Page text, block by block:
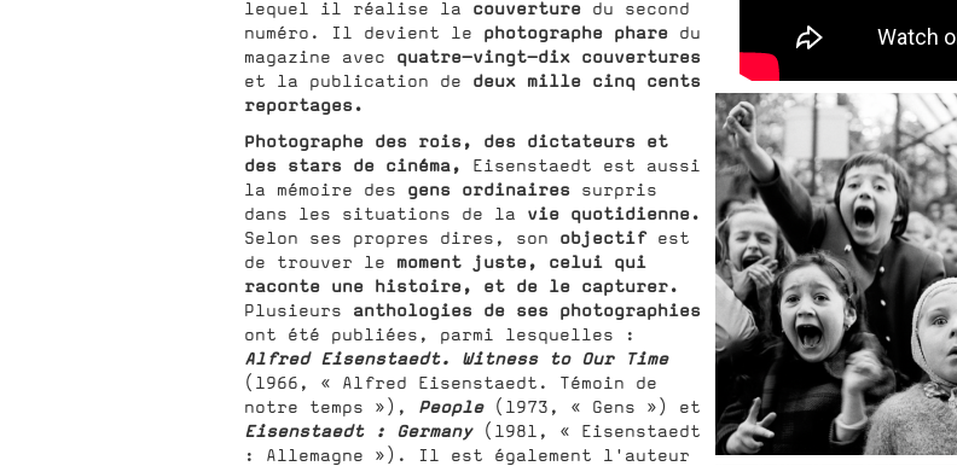
lequel il réalise la couverture du second
numéro. Il devient le photographe phare
du
magazine avec quatre-vingt-dix couvertures
et la publication de deux mille cinq cents
reportages.
Photographe des rois, des dictateurs et
des stars de cinéma,
Eisenstaedt est aussi
la mémoire des gens ordinaires surpris
dans les situations de la vie quotidienne.
Selon ses propres dires, son objectif est
de trouver le moment juste, celui qui
raconte une histoire, et de le capturer.
Plusieurs anthologies de ses photographies
ont été publiées, parmi lesquelles :
Alfred Eisenstaedt. Witness to Our Time
(1966, « Alfred Eisenstaedt. Témoin de
notre temps »),
People (1973, « Gens ») et
Eisenstaedt : Germany(1981, « Eisenstaedt
: Allemagne »). Il est également l'auteur